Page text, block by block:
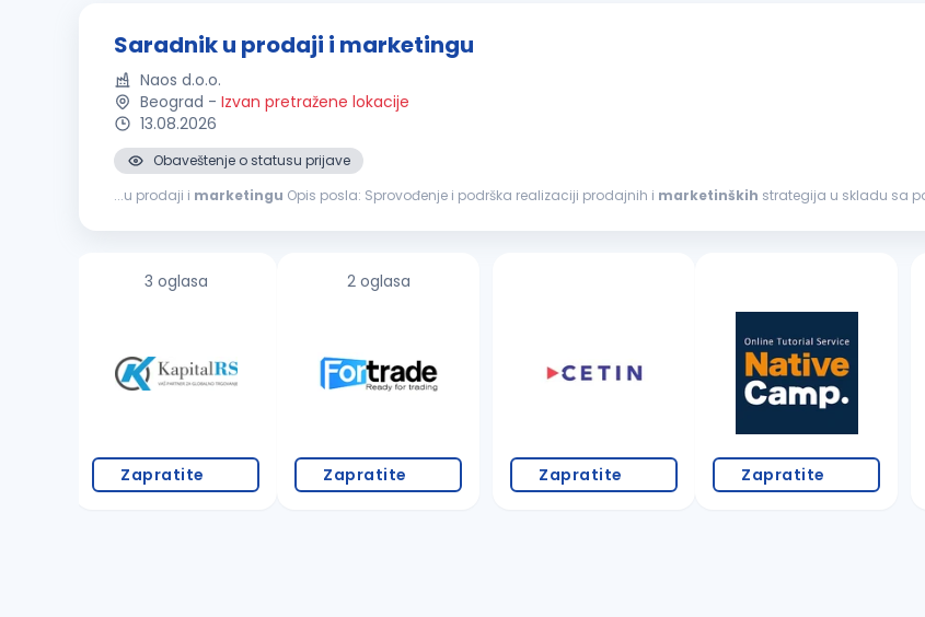
Saradnik u prodaji i marketingu
Naos d.o.o.
Beograd - Izvan pretražene lokacije
13.08.2026
Obaveštenje o statusu prijave
...u prodaji i marketingu Opis posla: Sprovođenje i podrška realizaciji prodajnih i marketinških strategija u skladu sa
3 oglasa
Zapratite
2 oglasa
Zapratite Zapratite Zapratite